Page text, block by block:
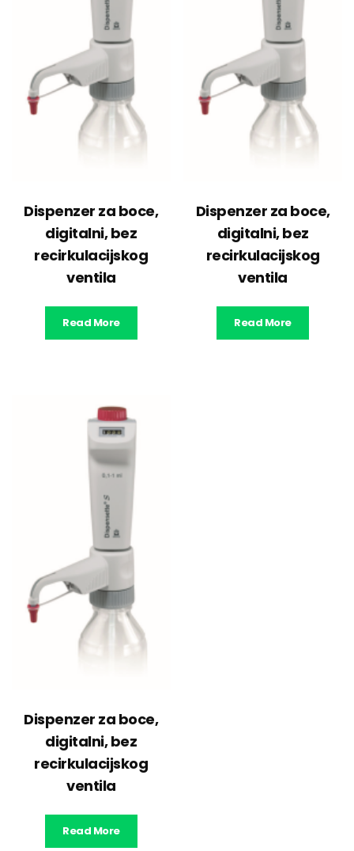
Dispenzer za boce,
digitalni, bez
recirkulacijskog
ventila
Read More
Dispenzer za boce,
digitalni, bez
recirkulacijskog
ventila
Read More
Dispenzer za boce,
digitalni, bez
recirkulacijskog
ventila
Read More